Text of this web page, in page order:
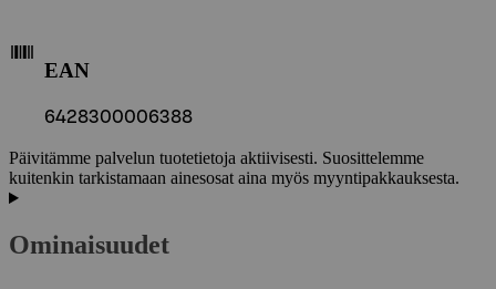
EAN
6428300006388
Päivitämme palvelun tuotetietoja aktiivisesti. Suosittelemme
kuitenkin tarkistamaan ainesosat aina myös myyntipakkauksesta.
Ominaisuudet